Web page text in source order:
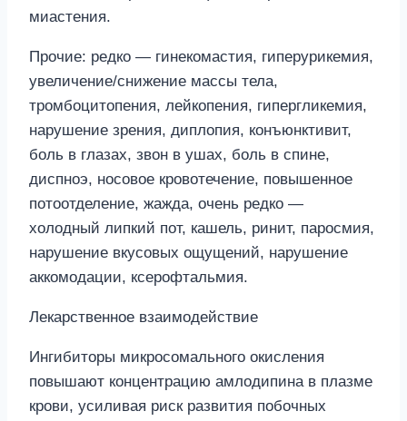
миастения.
Прочие: редко — гинекомастия, гиперурикемия,
увеличение/снижение массы тела,
тромбоцитопения, лейкопения, гипергликемия,
нарушение зрения, диплопия, конъюнктивит,
боль в глазах, звон в ушах, боль в спине,
диспноэ, носовое кровотечение, повышенное
потоотделение, жажда, очень редко —
холодный липкий пот, кашель, ринит, паросмия,
нарушение вкусовых ощущений, нарушение
аккомодации, ксерофтальмия.
Лекарственное взаимодействие
Ингибиторы микросомального окисления
повышают концентрацию амлодипина в плазме
крови, усиливая риск развития побочных